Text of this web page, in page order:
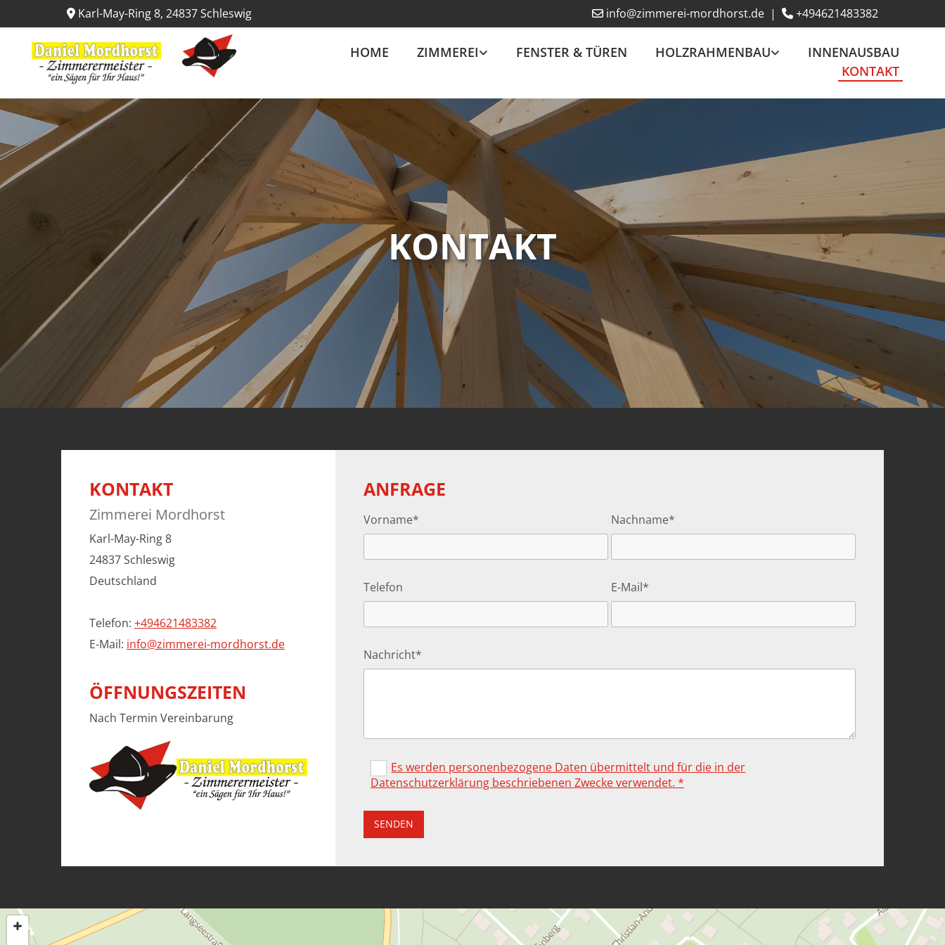
 Karl-May-Ring 8, 24837 Schleswig  info@zimmerei-mordhorst.de |  +494621483382
HOME ZIMMEREI FENSTER & TÜREN HOLZRAHMENBAU
INNENAUSBAU
KONTAKT
KONTAKT
KONTAKT
Zimmerei Mordhorst
Karl-May-Ring 8
24837 Schleswig
Deutschland
Telefon: +494621483382
E-Mail: info@zimmerei-mordhorst.de
ÖFFNUNGSZEITEN
Nach Termin Vereinbarung
ANFRAGE
Vorname* Nachname*
Telefon E-Mail*
Nachricht*
Es werden personenbezogene Daten übermittelt und für die in der
Datenschutzerklärung beschriebenen Zwecke verwendet. *